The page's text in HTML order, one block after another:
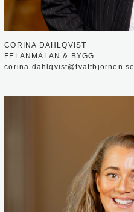
CORINA DAHLQVIST
FELANMÄLAN & BYGG
corina.dahlqvist@tvattbjornen.se